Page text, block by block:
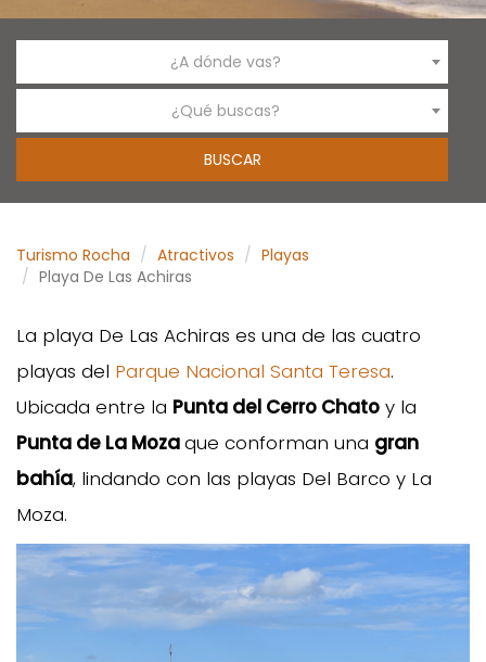
¿A dónde vas?
¿Qué buscas?
Turismo Rocha Atractivos
Playas
Playa De Las Achiras
La playa De Las Achiras es una de las cuatro
playas del Parque Nacional Santa Teresa.
Ubicada entre la Punta del Cerro Chato y la
Punta de La Mozaque conforman una gran
bahía, lindando con las playas Del Barco y La
Moza.